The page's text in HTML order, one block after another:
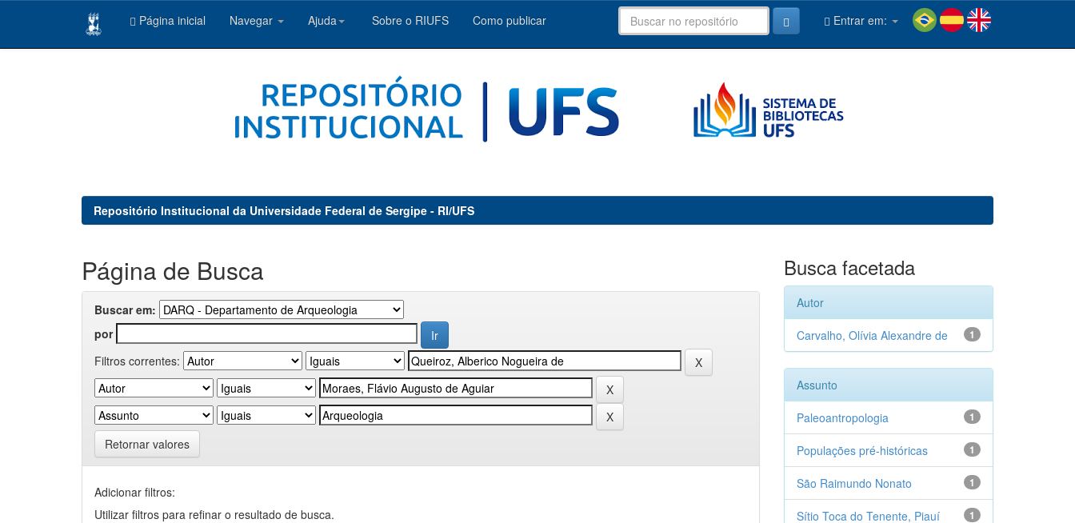
Página inicial Navegar Ajuda Sobre o RIUFS Como publicar Entrar em:
Repositório Institucional da Universidade Federal de Sergipe - RI/UFS
Página de Busca
Buscar em:
por
Filtros correntes:
Retornar valores
Adicionar filtros:
Utilizar filtros para refinar o resultado de busca.
Busca facetada
Autor
1
Carvalho, Olívia Alexandre de
Assunto
1
Paleoantropologia
1
Populações pré-históricas
1
São Raimundo Nonato
1
Sítio Toca do Tenente, Piauí